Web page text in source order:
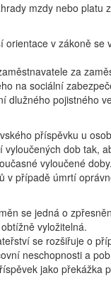
mzdy nebo
v zákoně se
za
na sociální
dlužného pojistného
příspěvku u
dob tak,
vyloučené doby.
v případě úmrtí
se jedná o
vyložitelná.
se rozšiřuje o
neschopnosti a
jako překážka